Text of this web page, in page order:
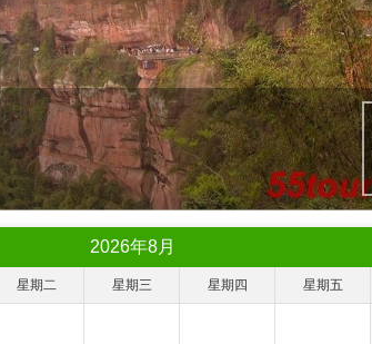
2026年8月
星期二 星期三 星期四 星期五